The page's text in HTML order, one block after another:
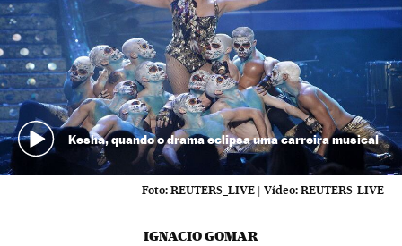
Kesha, quando o drama eclipsa uma carreira musical
Foto: REUTERS_LIVE | Vídeo: REUTERS-LIVE
IGNACIO GOMAR